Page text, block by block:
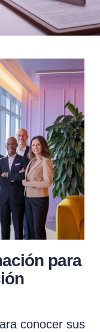
para
conocer sus